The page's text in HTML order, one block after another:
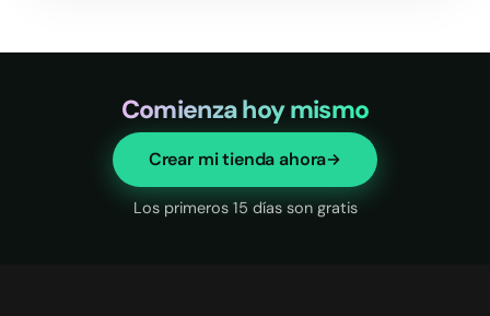
Comienza hoy mismo
Crear mi tienda ahora
Los primeros 15 días son gratis